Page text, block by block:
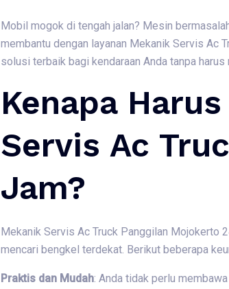
Mobil mogok di tengah jalan? Mesin
membantu dengan layanan Mekanik Servis Ac
solusi terbaik bagi kendaraan Anda tanpa
Kenapa
Servis Ac
Jam?
Mekanik Servis Ac Truck Panggilan Mojokerto
mencari bengkel terdekat. Berikut beberapa
Praktis dan Mudah: Anda tidak perlu